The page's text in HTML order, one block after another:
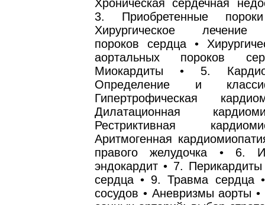
Хроническая сердечная
3. Приобретенные
Хирургическое лечение
пороков сердца •
аортальных пороков
Миокардиты • 5.
Определение и
Гипертрофическая
Дилатационная
Рестриктивная
Аритмогенная
правого желудочка • 6.
эндокардит • 7.
сердца • 9. Травма сердца
сосудов • Аневризмы аорты •